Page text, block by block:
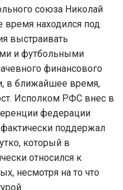
союза Николай
время находился под
выстраивать
и футбольными
финансового
в ближайшее время,
Исполком РФС внес в
федерации
поддержал
который в
относился к
несмотря на то что